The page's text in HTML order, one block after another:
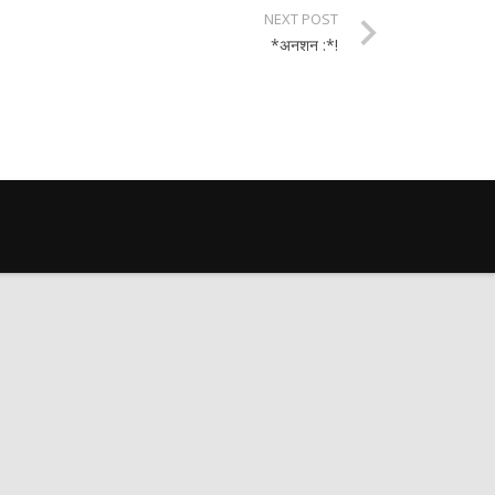
NEXT POST
*अनशन :*!